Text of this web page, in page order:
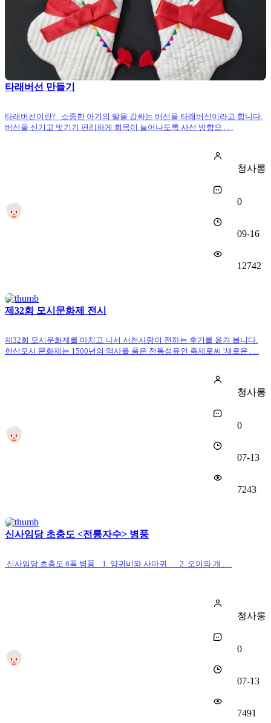
타래버선 만들기
타래버선이란? 소중한 아기의 발을 감싸는 버선을 타래버선이라고 합니다.
버선을 신기고 벗기기 편리하게 회목이 늘어나도록 사선 방향으 . . .
청사롱
0
09-16
12742
제32회 모시문화제 전시
제32회 모시문화제를 마치고 나서 서천사랑이 전하는 후기를 옮겨 봅니다.
한산모시 문화제는 1500년의 역사를 품은 전통섬유인 축제로써 '새로운 . . .
청사롱
0
07-13
7243
신사임당 초충도 <전통자수> 병풍
신사임당 초충도 8폭 병풍 1. 양귀비와 사마귀 2. 오이와 개 . . .
청사롱
0
07-13
7491